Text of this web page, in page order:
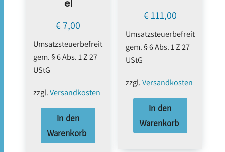
el
€7,00
Umsatzsteuerbefreit
gem. § 6 Abs. 1 Z 27
UStG
zzgl.Versandkosten
In den
Warenkorb
€111,00
Umsatzsteuerbefreit
gem. § 6 Abs. 1 Z 27
UStG
zzgl.Versandkosten
In den
Warenkorb